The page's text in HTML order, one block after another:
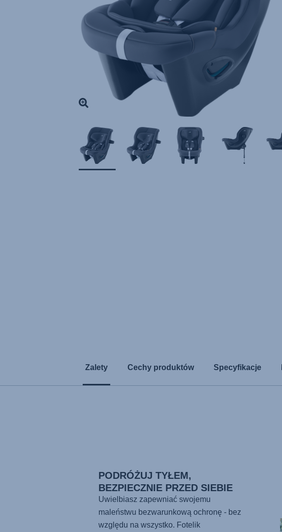
Zalety Cechy produktów Specyfikacje
PODRÓŻUJ TYŁEM,
BEZPIECZNIE PRZED SIEBIE
Uwielbiasz zapewniać swojemu
maleństwu bezwarunkową ochronę - bez
względu na wszystko. Fotelik